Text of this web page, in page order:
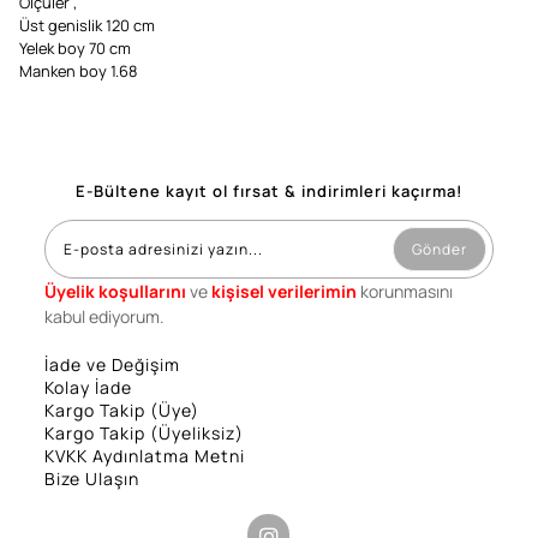
Üst genislik 120 cm
Yelek boy 70 cm
Manken boy 1.68
E-Bültene kayıt ol fırsat & indirimleri kaçırma!
Gönder
Üyelik koşullarını ve kişisel verilerimin korunmasını
kabul ediyorum.
İade ve Değişim
Kolay İade
Kargo Takip (Üye)
Kargo Takip (Üyeliksiz)
KVKK Aydınlatma Metni
Bize Ulaşın